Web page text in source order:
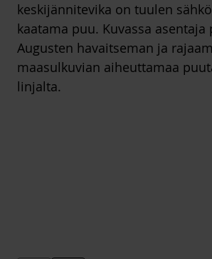
keskijännitevika on tuulen
kaatama puu. Kuvassa asentaja
Augusten havaitseman ja
maasulkuvian aiheuttamaa
linjalta.